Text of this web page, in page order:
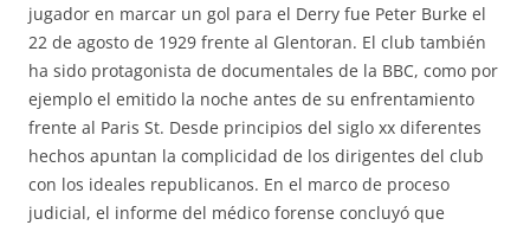
jugador en marcar un gol para el Derry fue Peter Burke el
22 de agosto de 1929 frente al Glentoran. El club también
ha sido protagonista de documentales de la BBC, como por
ejemplo el emitido la noche antes de su enfrentamiento
frente al Paris St. Desde principios del siglo xx diferentes
hechos apuntan la complicidad de los dirigentes del club
con los ideales republicanos. En el marco de proceso
judicial, el informe del médico forense concluyó que